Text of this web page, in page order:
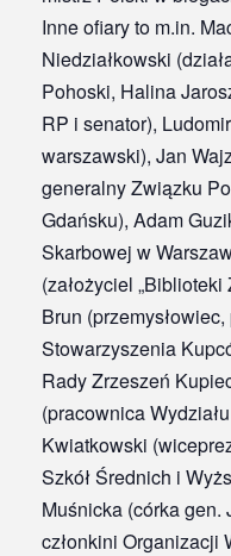
Inne ofiary to m.in.
Niedziałkowski
Pohoski, Halina
RP i senator),
warszawski), Jan
generalny Związku
Gdańsku), Adam
Skarbowej w
(założyciel
Brun
Stowarzyszenia
Rady Zrzeszeń
(pracownica
Kwiatkowski
Szkół Średnich i
Muśnicka (córka
członkini Organizacji